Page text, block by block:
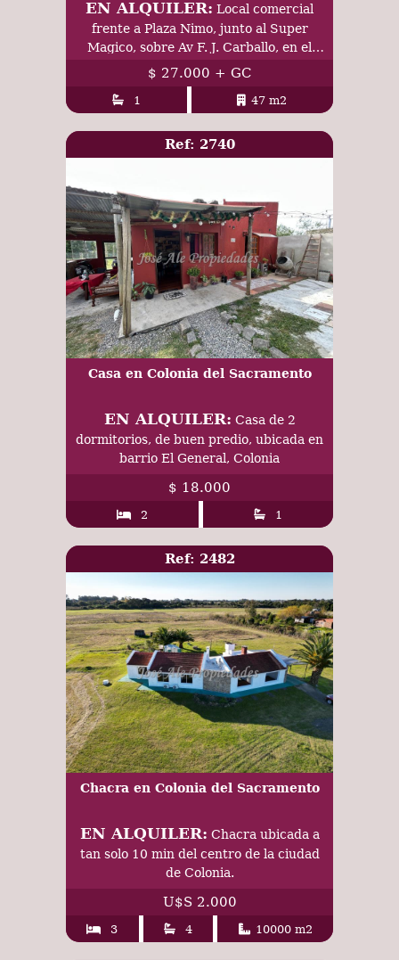
EN ALQUILER: Local comercial
frente a Plaza Nimo, junto al Super
Magico, sobre Av F. J. Carballo, en el
General, Colonia. Complejo Grido Q!
Mapfre
$ 27.000 + GC
1 47 m2
Ref: 2740
Casa en Colonia del Sacramento
EN ALQUILER: Casa de 2
dormitorios, de buen predio, ubicada en
barrio El General, Colonia
$ 18.000
2 1
Ref: 2482
Chacra en Colonia del Sacramento
EN ALQUILER:
tan solo 10 min del centro de la ciudad
de Colonia.
U$S 2.000
3 4 10000 m2